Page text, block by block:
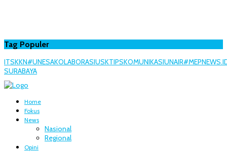
Tag Populer
ITSKKN#UNESAKOLABORASIUSKTIPSKOMUNIKASIUNAIR
SURABAYA
Home
Fokus
News
Nasional
Regional
Opini